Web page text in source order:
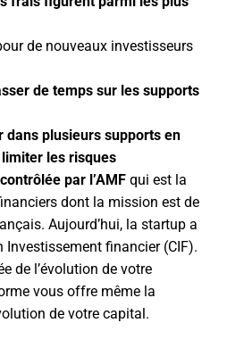
de nouveaux investisseurs
de temps sur les supports
dans plusieurs supports en
les risques
contrôlée par l’AMF qui est la
dont la mission est de
Aujourd’hui, la startup a
Investissement financier (CIF).
de l’évolution de votre
vous offre même la
de votre capital.